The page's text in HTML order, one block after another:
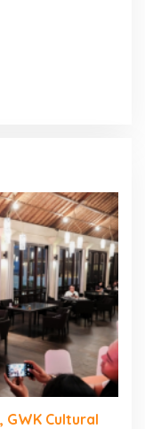
GWK Cultural